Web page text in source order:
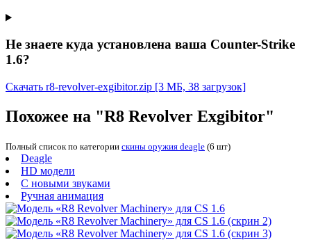
Не знаете куда установлена ваша Counter-Strike
1.6?
Скачать r8-revolver-exgibitor.zip [3 МБ, 38 загрузок]
Похожее на "R8 Revolver Exgibitor"
Полный список по категории скины оружия deagle (6 шт)
Deagle
HD модели
С новыми звуками
Ручная анимация